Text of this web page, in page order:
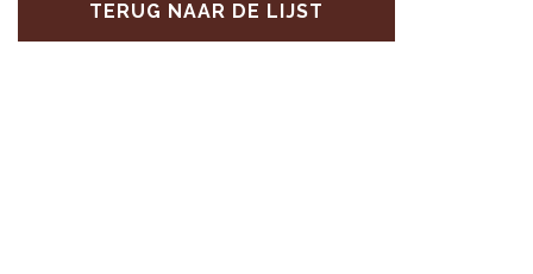
TERUG NAAR DE LIJST